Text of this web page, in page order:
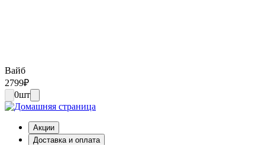
Вайб
2799₽
0шт
Акции
Доставка и оплата